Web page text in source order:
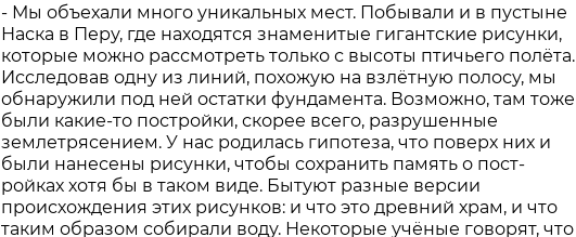
- Мы объехали много уникальных мест. Побывали и в пустыне
Наска в Перу, где находятся знаменитые гигантские рисунки,
которые можно рассмотреть только с высоты птичьего полёта.
Исследовав одну из линий, похожую на взлётную полосу, мы
обнаружили под ней остатки фундамента. Возможно, там тоже
были какие-то постройки, скорее всего, разрушенные
землетрясением. У нас родилась гипотеза, что поверх них и
были нанесены рисунки, чтобы сохранить память о по­ст­
ройках хотя бы в таком виде. Бытуют разные версии
происхождения этих рисунков: и что это древний храм, и что
таким образом собирали воду. Некоторые учёные говорят, что